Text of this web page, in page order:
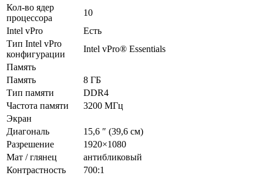
Кол-во ядер
процессора
10
Intel vPro
Есть
Тип Intel vPro
конфигурации
Intel vPro® Essentials
Память
Память
8 ГБ
Тип памяти
DDR4
Частота памяти
3200 МГц
Экран
Диагональ
15,6 ″ (39,6 см)
Разрешение
1920×1080
Мат / глянец
антибликовый
Контрастность
700:1